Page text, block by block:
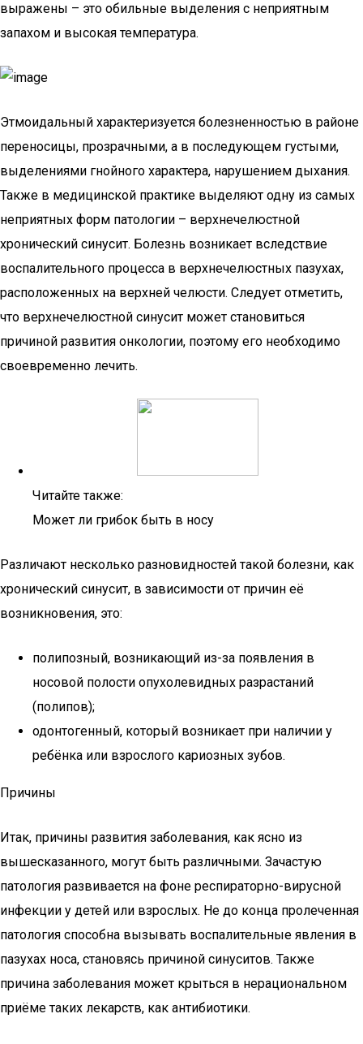
выражены – это обильные выделения с неприятным
запахом и высокая температура.
Этмоидальный характеризуется болезненностью в районе
переносицы, прозрачными, а в последующем густыми,
выделениями гнойного характера, нарушением дыхания.
Также в медицинской практике выделяют одну из самых
неприятных форм патологии – верхнечелюстной
хронический синусит. Болезнь возникает вследствие
воспалительного процесса в верхнечелюстных пазухах,
расположенных на верхней челюсти. Следует отметить,
что верхнечелюстной синусит может становиться
причиной развития онкологии, поэтому его необходимо
своевременно лечить.
Читайте также:
Может ли грибок быть в носу
Различают несколько разновидностей такой болезни, как
хронический синусит, в зависимости от причин её
возникновения, это:
полипозный, возникающий из-за появления в
носовой полости опухолевидных разрастаний
(полипов);
одонтогенный, который возникает при наличии у
ребёнка или взрослого кариозных зубов.
Причины
Итак, причины развития заболевания, как ясно из
вышесказанного, могут быть различными. Зачастую
патология развивается на фоне респираторно-вирусной
инфекции у детей или взрослых. Не до конца пролеченная
патология способна вызывать воспалительные явления в
пазухах носа, становясь причиной синуситов. Также
причина заболевания может крыться в нерациональном
приёме таких лекарств, как антибиотики.